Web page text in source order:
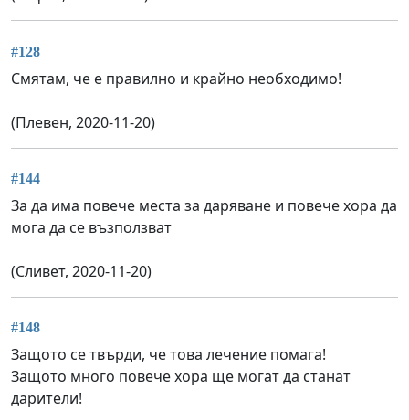
#128
Смятам, че е правилно и крайно необходимо!
(Плевен, 2020-11-20)
#144
За да има повече места за даряване и повече хора да
мога да се възползват
(Сливет, 2020-11-20)
#148
Защото се твърди, че това лечение помага!
Защото много повече хора ще могат да станат
дарители!